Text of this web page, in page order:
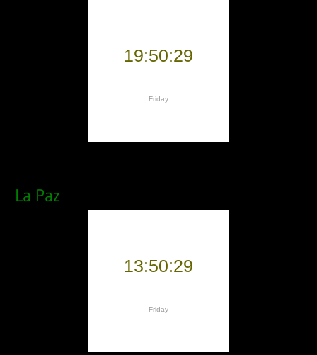
La Paz